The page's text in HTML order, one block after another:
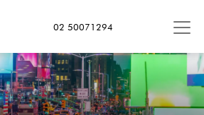
02 50071294